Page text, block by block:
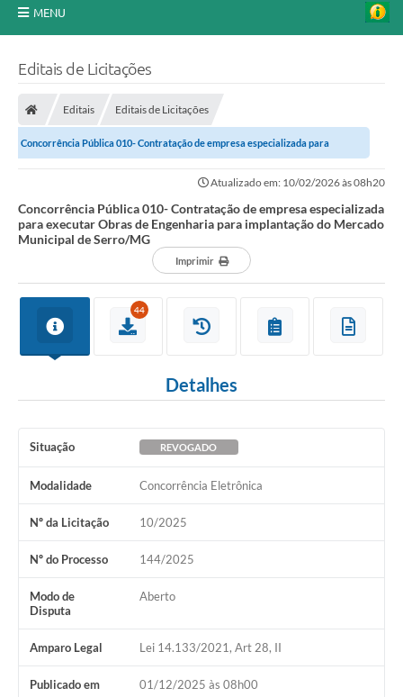
MENU
Transparência Pública
Processo Seletivo/Concurso Público
Online
Plano Diretor Participativo de Serro/MG
Licitações
Sala Mineira do Empreendedor de Serro/MG
Organizações da Sociedade Civil
Turismo
Horário - Linhas Municipais de Coletivos
Lei Aldir Blanc
Carta de Serviços
Emissão de Contracheque
Chamamento Público
Convênios
Editais de Licitações
Editais Editais de Licitações
Concorrência Pública 010- Contratação de empresa especializada para
Atualizado em: 10/02/2026 às 08h20
Concorrência Pública 010- Contratação de empresa especializada
para executar Obras de Engenharia para implantação do Mercado
Municipal de Serro/MG
Imprimir
44
Detalhes
Situação REVOGADO
Modalidade Concorrência Eletrônica
Nº da Licitação 10/2025
Nº do Processo 144/2025
Modo de
Disputa
Aberto
Amparo Legal Lei 14.133/2021, Art 28, II
Publicado em 01/12/2025 às 08h00